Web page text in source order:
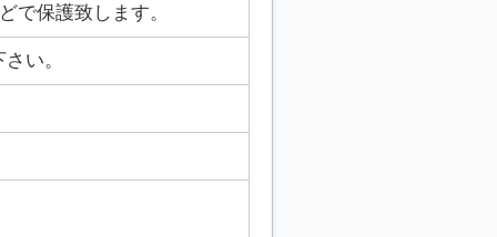
で保護致します。
い。